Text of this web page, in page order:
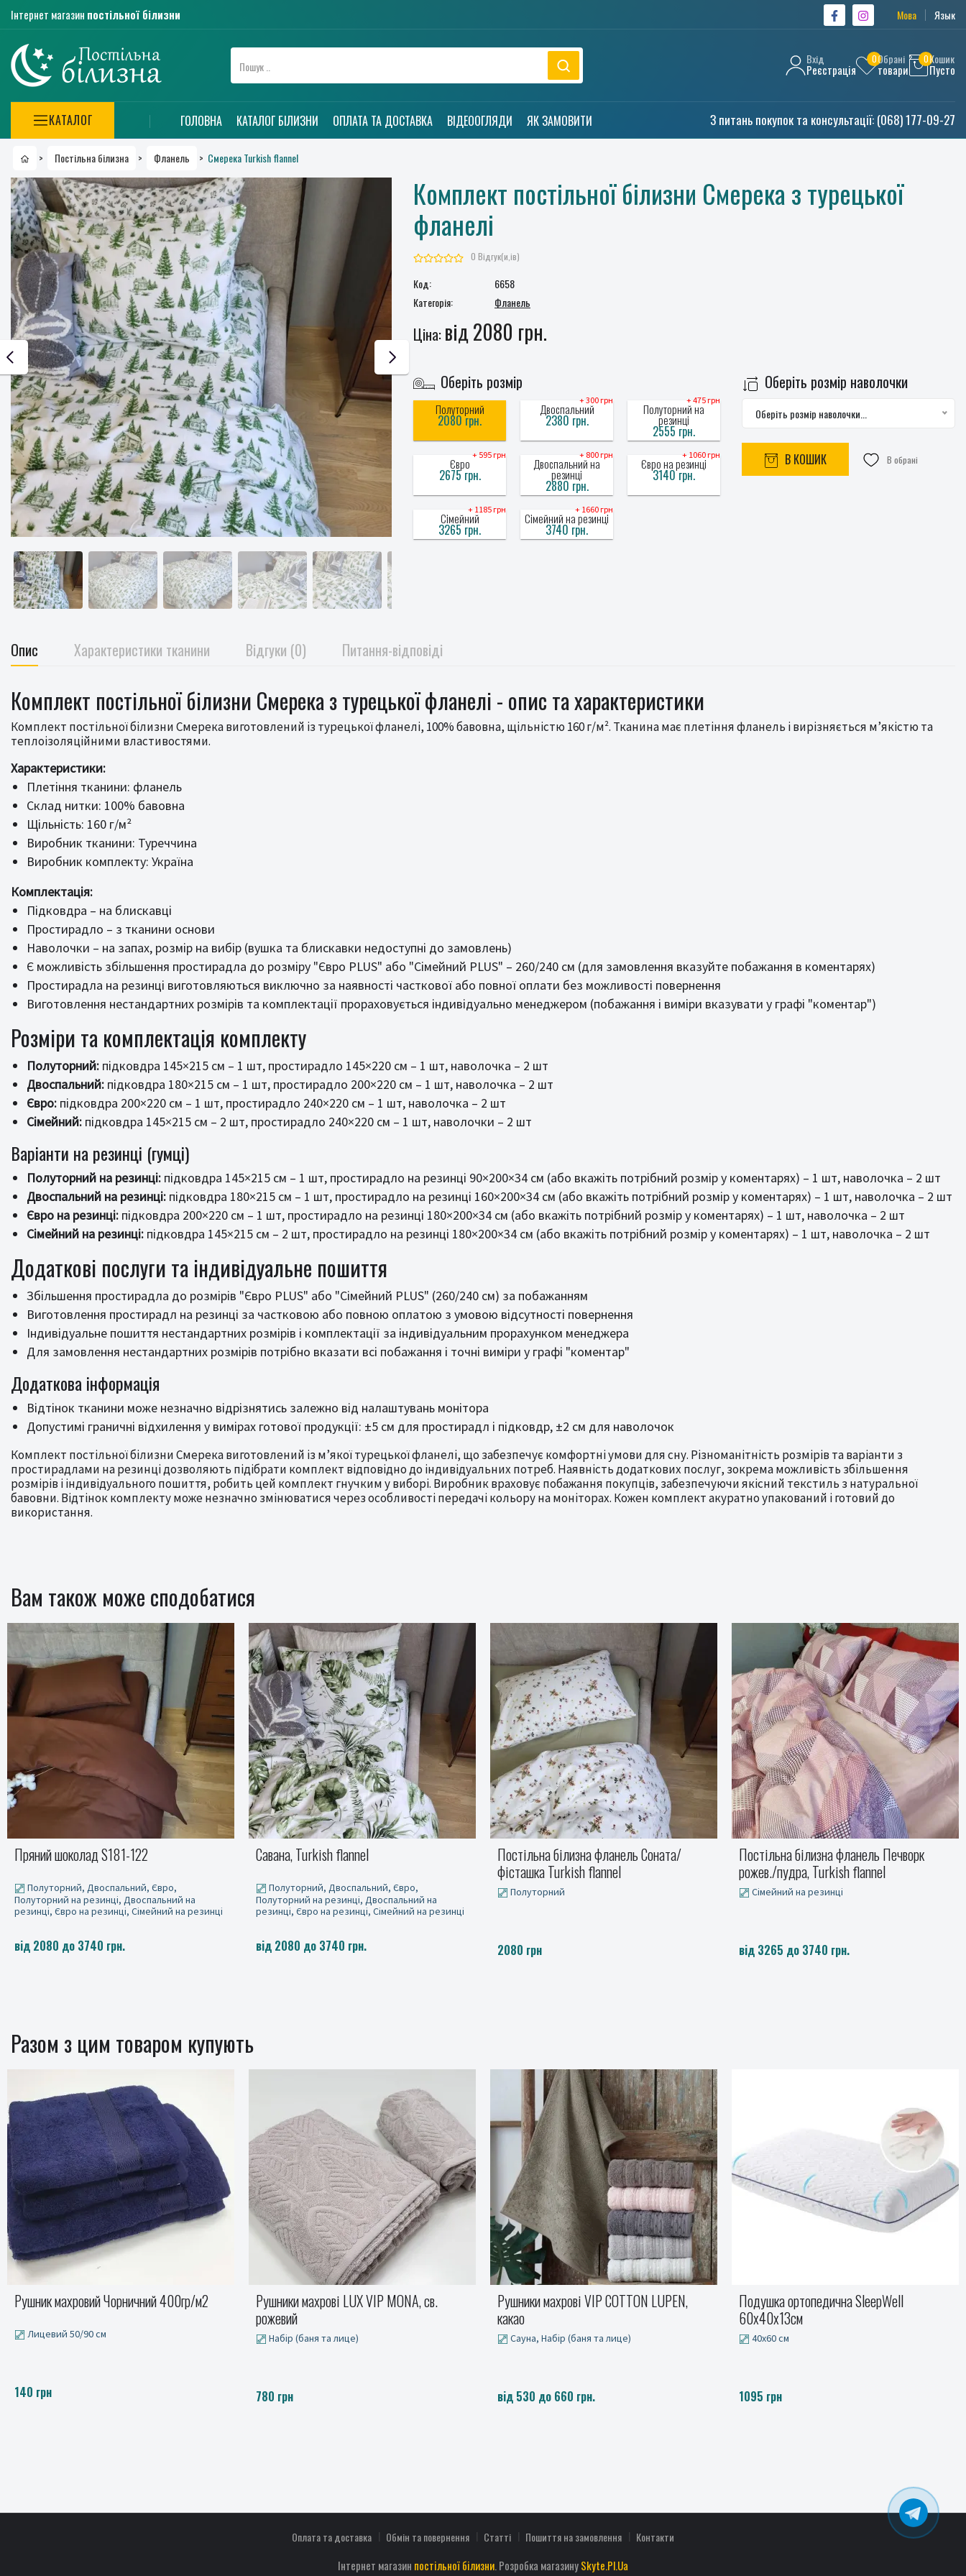
Інтернет магазин постільної білизни Мова Язык
Вхід
Реєстрація
0Обрані
товари
0Кошик
Пусто
КАТАЛОГ ГОЛОВНА КАТАЛОГ БІЛИЗНИ ОПЛАТА ТА ДОСТАВКА ВІДЕООГЛЯДИ ЯК ЗАМОВИТИ З питань покупок та консультації: (068) 177-09-27
> Постільна білизна > Фланель > Смерека Turkish flannel
Комплект постільної білизни Смерека з турецької
фланелі
0 Відгук(и,ів)
Код:
6658
Категорія:
Фланель
Ціна: від 2080 грн.
Оберіть розмір
Полуторний
2080 грн.
+ 300 грн
Двоспальний
2380 грн.
+ 475 грн
Полуторний на
резинці
2555 грн.
+ 595 грн
Євро
2675 грн.
+ 800 грн
Двоспальний на
резинці
2880 грн.
+ 1060 грн
Євро на резинці
3140 грн.
+ 1185 грн
Сімейний
3265 грн.
+ 1660 грн
Сімейний на резинці
3740 грн.
Оберіть розмір наволочки
Оберіть розмір наволочки...
В КОШИК В обрані
Опис Характеристики тканини Відгуки (0) Питання-відповіді
Комплект постільної білизни Смерека з турецької фланелі - опис та характеристики
Комплект постільної білизни Смерека виготовлений із турецької фланелі, 100% бавовна, щільністю 160 г/м². Тканина має плетіння фланель і вирізняється м’якістю та
теплоізоляційними властивостями.
Характеристики:
Плетіння тканини: фланель
Склад нитки: 100% бавовна
Щільність: 160 г/м²
Виробник тканини: Туреччина
Виробник комплекту: Україна
Комплектація:
Підковдра – на блискавці
Простирадло – з тканини основи
Наволочки – на запах, розмір на вибір (вушка та блискавки недоступні до замовлень)
Є можливість збільшення простирадла до розміру "Євро PLUS" або "Сімейний PLUS" – 260/240 см (для замовлення вказуйте побажання в коментарях)
Простирадла на резинці виготовляються виключно за наявності часткової або повної оплати без можливості повернення
Виготовлення нестандартних розмірів та комплектації прораховується індивідуально менеджером (побажання і виміри вказувати у графі "коментар")
Розміри та комплектація комплекту
Полуторний: підковдра 145×215 см – 1 шт, простирадло 145×220 см – 1 шт, наволочка – 2 шт
Двоспальний: підковдра 180×215 см – 1 шт, простирадло 200×220 см – 1 шт, наволочка – 2 шт
Євро: підковдра 200×220 см – 1 шт, простирадло 240×220 см – 1 шт, наволочка – 2 шт
Сімейний: підковдра 145×215 см – 2 шт, простирадло 240×220 см – 1 шт, наволочки – 2 шт
Варіанти на резинці (гумці)
Полуторний на резинці: підковдра 145×215 см – 1 шт, простирадло на резинці 90×200×34 см (або вкажіть потрібний розмір у коментарях) – 1 шт, наволочка – 2 шт
Двоспальний на резинці: підковдра 180×215 см – 1 шт, простирадло на резинці 160×200×34 см (або вкажіть потрібний розмір у коментарях) – 1 шт, наволочка – 2 шт
Євро на резинці: підковдра 200×220 см – 1 шт, простирадло на резинці 180×200×34 см (або вкажіть потрібний розмір у коментарях) – 1 шт, наволочка – 2 шт
Сімейний на резинці: підковдра 145×215 см – 2 шт, простирадло на резинці 180×200×34 см (або вкажіть потрібний розмір у коментарях) – 1 шт, наволочка – 2 шт
Додаткові послуги та індивідуальне пошиття
Збільшення простирадла до розмірів "Євро PLUS" або "Сімейний PLUS" (260/240 см) за побажанням
Виготовлення простирадл на резинці за частковою або повною оплатою з умовою відсутності повернення
Індивідуальне пошиття нестандартних розмірів і комплектації за індивідуальним прорахунком менеджера
Для замовлення нестандартних розмірів потрібно вказати всі побажання і точні виміри у графі "коментар"
Додаткова інформація
Відтінок тканини може незначно відрізнятись залежно від налаштувань монітора
Допустимі граничні відхилення у вимірах готової продукції: ±5 см для простирадл і підковдр, ±2 см для наволочок
Комплект постільної білизни Смерека виготовлений із м’якої турецької фланелі, що забезпечує комфортні умови для сну. Різноманітність розмірів та варіанти з
простирадлами на резинці дозволяють підібрати комплект відповідно до індивідуальних потреб. Наявність додаткових послуг, зокрема можливість збільшення
розмірів і індивідуального пошиття, робить цей комплект гнучким у виборі. Виробник враховує побажання покупців, забезпечуючи якісний текстиль з натуральної
бавовни. Відтінок комплекту може незначно змінюватися через особливості передачі кольору на моніторах. Кожен комплект акуратно упакований і готовий до
використання.
Вам також може сподобатися
Савана, Turkish flannel
Полуторний, Двоспальний, Євро,
Полуторний на резинці, Двоспальний на
резинці, Євро на резинці, Сімейний на резинці
від 2080 до 3740 грн.
Постільна білизна фланель Соната/
Полуторний
2080 грн
Постільна білизна фланель Печворк
рожев./пудра, Turkish flannel
Сімейний на резинці
від 3265 до 3740 грн.
Блакитний Turkish flannel комплект
постільної білизни
Полуторний, Двоспальний, Євро,
від 2080 до 3740 грн.
Разом з цим товаром купують
Рушники махрові LUX VIP MONA, св.
Набір (баня та лице)
780 грн
Рушники махрові VIP COTTON LUPEN,
какао
Сауна, Набір (баня та лице)
від 530 до 660 грн.
Подушка ортопедична SleepWell
60x40x13см
40x60 см
1095 грн
Піке Косичка, Вишневий джем
Плед 180x220 см, Плед 240x220 см
від 1500 до 1860 грн.
Оплата та доставка Обмін та повернення Статті Пошиття на замовлення Контакти
Інтернет магазин постільної білизни. Розробка магазинуSkyte.Pl.Ua